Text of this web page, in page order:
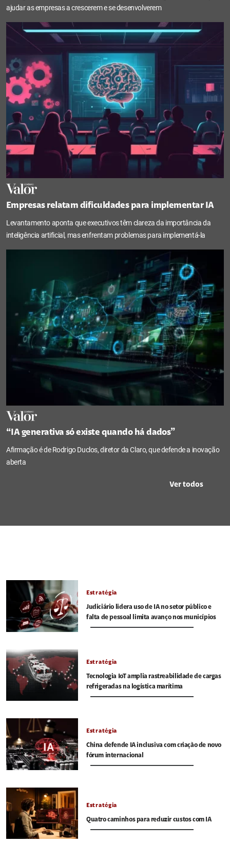
ajudar as empresas a crescerem e se desenvolverem
Empresas relatam dificuldades para implementar IA
Levantamento aponta que executivos têm clareza da importância da
inteligência artificial, mas enfrentam problemas para implementá-la
“IA generativa só existe quando há dados”
Afirmação é de Rodrigo Duclos, diretor da Claro, que defende a inovação
aberta
Ver todos
Estratégia
Judiciário lidera uso de IA no setor público e
falta de pessoal limita avanço nos municípios
Estratégia
Tecnologia IoT amplia rastreabilidade de cargas
refrigeradas na logística marítima
Estratégia
China defende IA inclusiva com criação de novo
fórum internacional
Estratégia
Quatro caminhos para reduzir custos com IA